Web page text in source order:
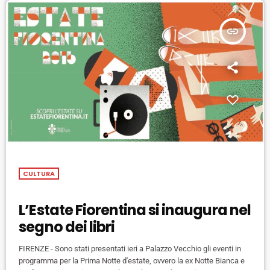
insert_link
CULTURA
L’Estate Fiorentina si inaugura nel
segno dei libri
FIRENZE - Sono stati presentati ieri a Palazzo Vecchio gli eventi in
programma per la Prima Notte d'estate, ovvero la ex Notte Bianca e